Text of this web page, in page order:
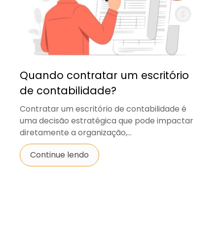
Quando contratar um escritório
de contabilidade?
Contratar um escritório de contabilidade é
uma decisão estratégica que pode impactar
diretamente a organização,...
Continue lendo